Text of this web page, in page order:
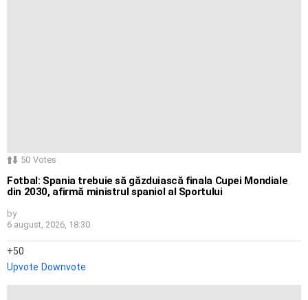
50 Votes
Fotbal: Spania trebuie să găzduiască finala Cupei Mondiale
din 2030, afirmă ministrul spaniol al Sportului
by
6 august, 2026, 18:30
50
Upvote Downvote